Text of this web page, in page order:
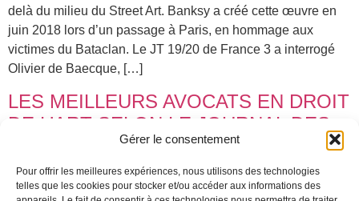
Gérer le consentement
Pour offrir les meilleures expériences, nous utilisons des technologies
telles que les cookies pour stocker et/ou accéder aux informations des
delà du milieu du Street Art. Banksy a créé cette œuvre en
juin 2018 lors d’un passage à Paris, en hommage aux
victimes du Bataclan. Le JT 19/20 de France 3 a interrogé
Olivier de Baecque, […]
LES MEILLEURS AVOCATS EN DROIT
DE L’ART SELON LE JOURNAL DES
Sujet : avocat marché de l’art – publication Journal des Arts